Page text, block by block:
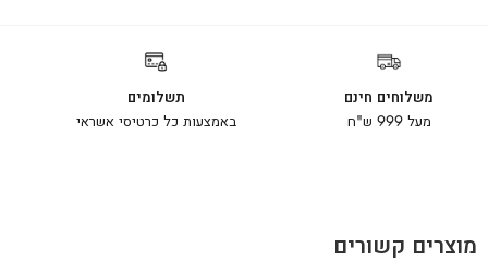
משלוחים חינם
מעל 999 ש"ח
תשלומים
באמצעות כל כרטיסי אשראי
מוצרים קשורים